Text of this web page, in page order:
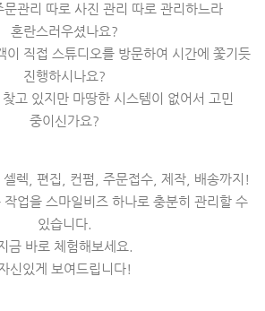
문관리 따로 사진 관리 따로 관리하느라
혼란스러우셨나요?
이 직접 스튜디오를 방문하여 시간에 쫓기듯
진행하시나요?
고 있지만 마땅한 시스템이 없어서 고민
중이신가요?
렉, 편집, 컨펌, 주문접수, 제작, 배송까지!
업을 스마일비즈 하나로 충분히 관리할 수
있습니다.
금 바로 체험해보세요.
신있게 보여드립니다!